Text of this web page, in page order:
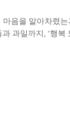
마음을 알아차렸
과일까지 , ‘행복